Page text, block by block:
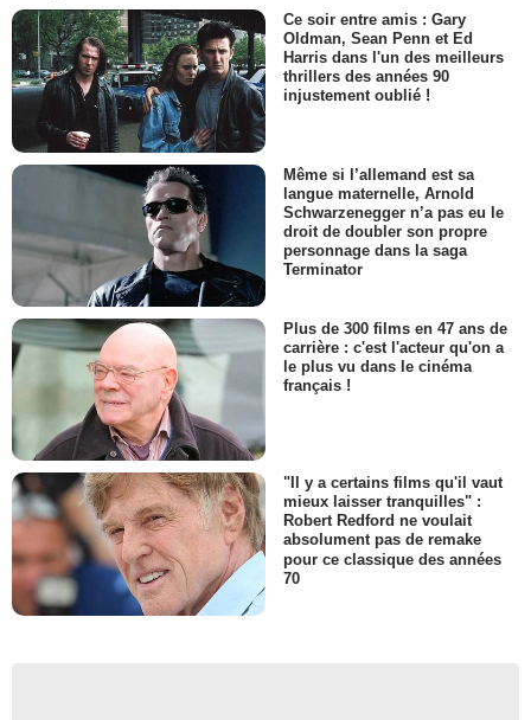
Ce soir entre amis : Gary
Oldman, Sean Penn et Ed
Harris dans l'un des meilleurs
thrillers des années 90
injustement oublié !
Même si l’allemand est sa
langue maternelle, Arnold
Schwarzenegger n’a pas eu le
droit de doubler son propre
personnage dans la saga
Terminator
Plus de 300 films en 47 ans de
carrière : c'est l'acteur qu'on a
le plus vu dans le cinéma
français !
"Il y a certains films qu'il vaut
mieux laisser tranquilles" :
Robert Redford ne voulait
absolument pas de remake
pour ce classique des années
70